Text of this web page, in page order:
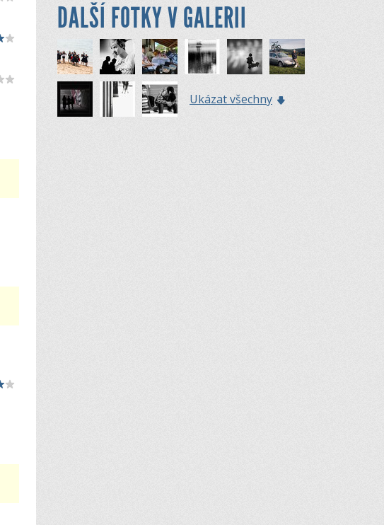
DALŠÍ FOTKY V GALERII
Ukázat všechny